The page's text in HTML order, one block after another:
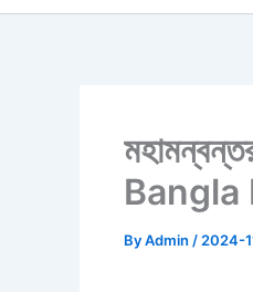
Bangla
ByAdmin / 2024-